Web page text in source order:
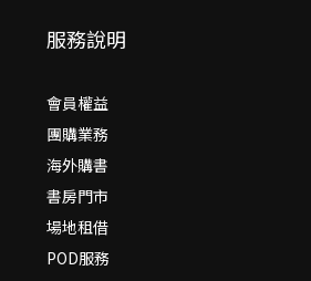
服務說明
會員權益
團購業務
海外購書
書房門市
場地租借
POD服務